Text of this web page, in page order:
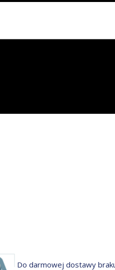
Do darmowej dostawy